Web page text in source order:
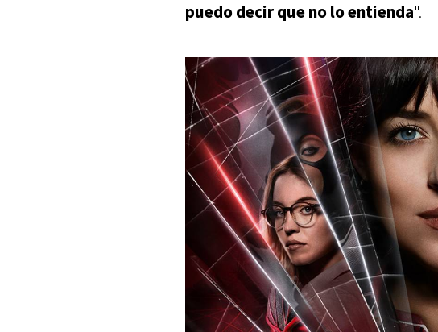
puedo decir que no lo entienda".